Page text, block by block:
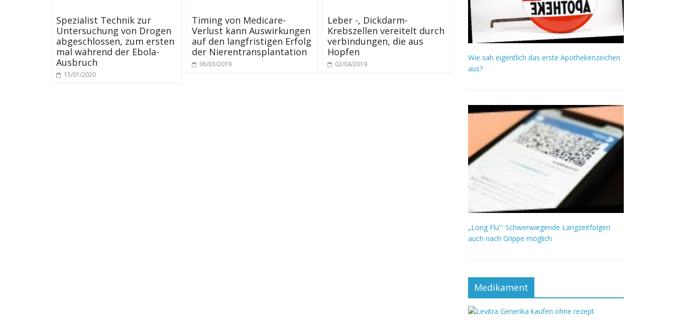
Spezialist Technik zur
Untersuchung von Drogen
abgeschlossen, zum ersten
mal während der Ebola-
Ausbruch
15/01/2020
Timing von Medicare-
Verlust kann Auswirkungen
auf den langfristigen Erfolg
der Nierentransplantation
06/03/2019
Leber -, Dickdarm-
Krebszellen vereitelt durch
verbindungen, die aus
Hopfen
02/04/2019
Wie sah eigentlich das erste Apothekenzeichen
aus?
„Long Flu“: Schwerwiegende Langzeitfolgen
auch nach Grippe möglich
Medikament